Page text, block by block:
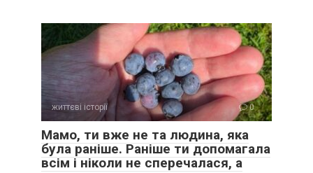
життєві історії 0
Мамо, ти вже не та людина, яка
була раніше. Раніше ти допомагала
всім і ніколи не сперечалася, а